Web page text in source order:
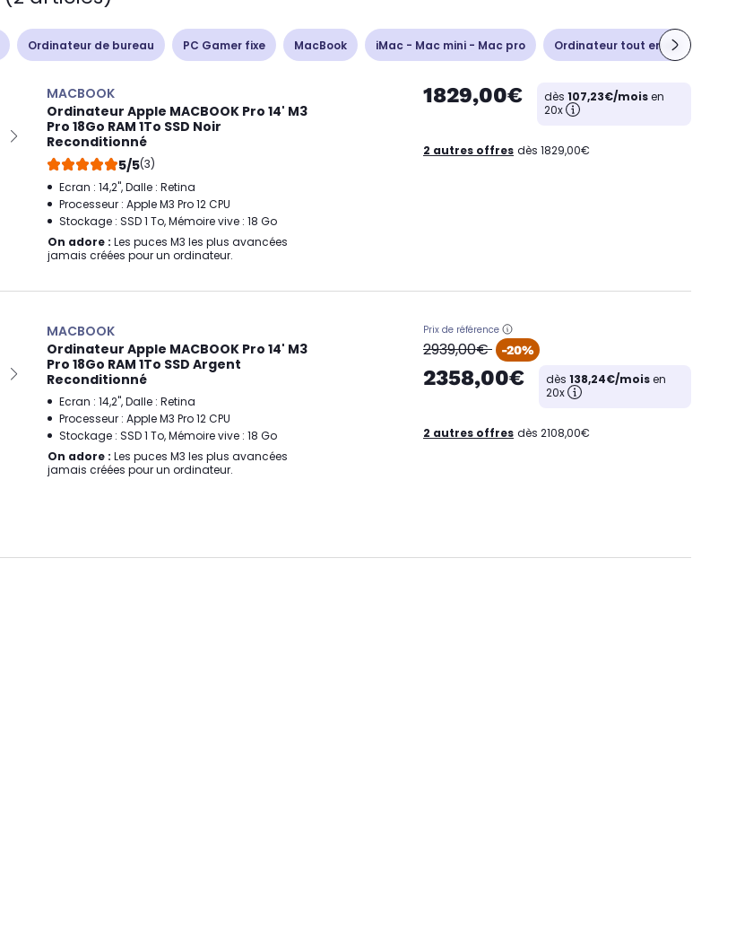
Ordinateur de bureau PC Gamer fixe MacBook iMac - Mac mini - Mac pro Ordinateur tout en un
MACBOOK
Ordinateur Apple MACBOOK Pro 14' M3
Pro 18Go RAM 1To SSD Noir
Reconditionné
5/5(3)
Ecran : 14,2", Dalle : Retina
Processeur : Apple M3 Pro 12 CPU
Stockage : SSD 1 To, Mémoire vive : 18 Go
On adore : Les puces M3 les plus avancées
jamais créées pour un ordinateur.
1829,00€ dès 107,23€/moisen
20x
2 autres offres dès 1829,00€
MACBOOK
Ordinateur Apple MACBOOK Pro 14' M3
Pro 18Go RAM 1To SSD Argent
Reconditionné
Ecran : 14,2", Dalle : Retina
Processeur : Apple M3 Pro 12 CPU
Stockage : SSD 1 To, Mémoire vive : 18 Go
On adore : Les puces M3 les plus avancées
jamais créées pour un ordinateur.
Prix de référence
oldPrice
2939,00€ -20%
2358,00€ dès 138,24€/moisen
20x
2 autres offres dès 2108,00€